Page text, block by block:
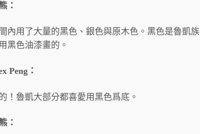
：
內用了大量的黑色、銀色與原木色。黑色是魯凱
黑色油漆畫的。
Peng：
！魯凱大部分都喜愛用黑色爲底。
：